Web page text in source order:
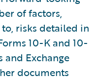
of factors,
risks detailed in
10-K and 10-
Exchange
documents